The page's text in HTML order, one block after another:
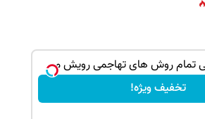
تمام روش های تهاجمی رویش مو
تخفیف ویژه!